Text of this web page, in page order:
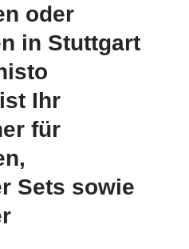
oder
in Stuttgart
Ihr
für
Sets sowie